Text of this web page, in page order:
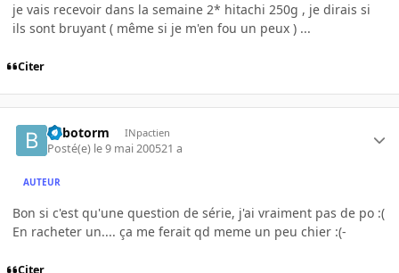
je vais recevoir dans la semaine 2* hitachi 250g , je dirais si
ils sont bruyant ( même si je m'en fou un peux ) ...
Citer
Bilbotorm INpactien
Posté(e) le 9 mai 200521 a
AUTEUR
Bon si c'est qu'une question de série, j'ai vraiment pas de po :(
En racheter un.... ça me ferait qd meme un peu chier :(-
Citer